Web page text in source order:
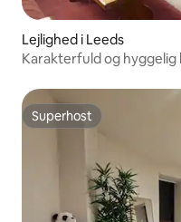
Lejlighed i Leeds
Superhost
Superhost